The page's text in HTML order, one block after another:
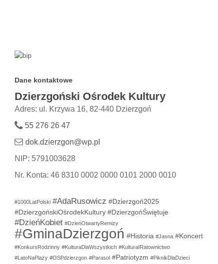
Dane kontaktowe
Dzierzgoński Ośrodek Kultury
Adres: ul. Krzywa 16, 82-440 Dzierzgoń
55 276 26 47
dok.dzierzgon@wp.pl
NIP: 5791003628
Nr. Konta: 46 8310 0002 0000 0101 2000 0010
#1000LatPolski #AdaRusowicz #Dzierzgoń2025
#DzierzgońskiOśrodekKultury #DzierzgońŚwiętuje
#DzieńKobiet #DzieńOtwartyRemizy
#GminaDzierzgoń #Historia #Jasna #Koncert
#KonkursRodzinny #KulturaDlaWszystkich #KulturaIRatownictwo
#LatoNaPlaży #OSPdzierzgon #Parasol #Patriotyzm #PiknikDlaDzieci